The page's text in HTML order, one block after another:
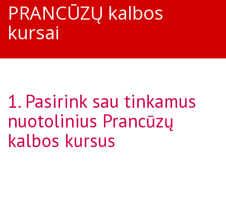
PRANCŪZŲ kalbos
kursai
1. Pasirink sau tinkamus
nuotolinius Prancūzų
kalbos kursus